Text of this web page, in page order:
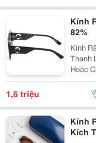
Kính
82%
Kính
Thanh
Hoặc Các
Thương
1,6 triệu
Kính
Kích